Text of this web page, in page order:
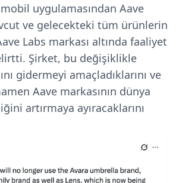
uygulamasından Aave
ve gelecekteki tüm ürünlerin
Labs markası altında faaliyet
Şirket, bu değişiklikle
gidermeyi amaçladıklarını ve
Aave markasının dünya
artırmaya ayıracaklarını